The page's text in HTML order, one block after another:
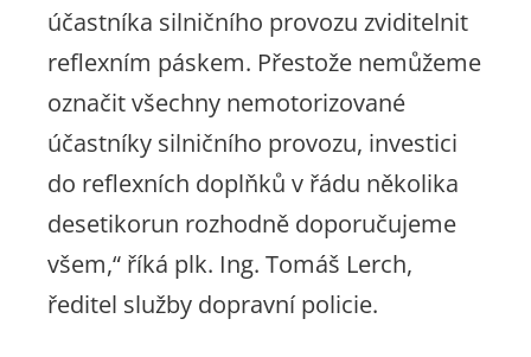
účastníka silničního provozu zviditelnit
reflexním páskem. Přestože nemůžeme
označit všechny nemotorizované
účastníky silničního provozu, investici
do reflexních doplňků v řádu několika
desetikorun rozhodně doporučujeme
všem,“ říká plk. Ing. Tomáš Lerch,
ředitel služby dopravní policie.